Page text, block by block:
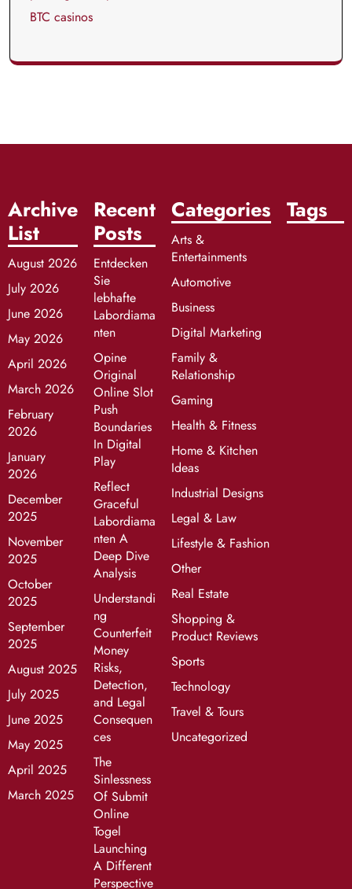
BTC casinos
Archive
List
August 2026
July 2026
June 2026
May 2026
April 2026
March 2026
February
2026
January
2026
December
2025
November
2025
October
2025
September
2025
August 2025
July 2025
June 2025
May 2025
April 2025
March 2025
Recent
Posts
Entdecken
Sie
lebhafte
Labordiama
nten
Opine
Original
Online Slot
Push
Boundaries
In Digital
Play
Reflect
Graceful
Labordiama
nten A
Deep Dive
Analysis
Understandi
ng
Counterfeit
Money
Risks,
Detection,
and Legal
Consequen
ces
The
Sinlessness
Of Submit
Online
Togel
Launching
A Different
Perspective
Categories
Arts &
Entertainments
Automotive
Business
Digital Marketing
Family &
Relationship
Gaming
Health & Fitness
Home & Kitchen
Ideas
Industrial Designs
Legal & Law
Lifestyle & Fashion
Other
Real Estate
Shopping &
Product Reviews
Sports
Technology
Travel & Tours
Uncategorized
Tags